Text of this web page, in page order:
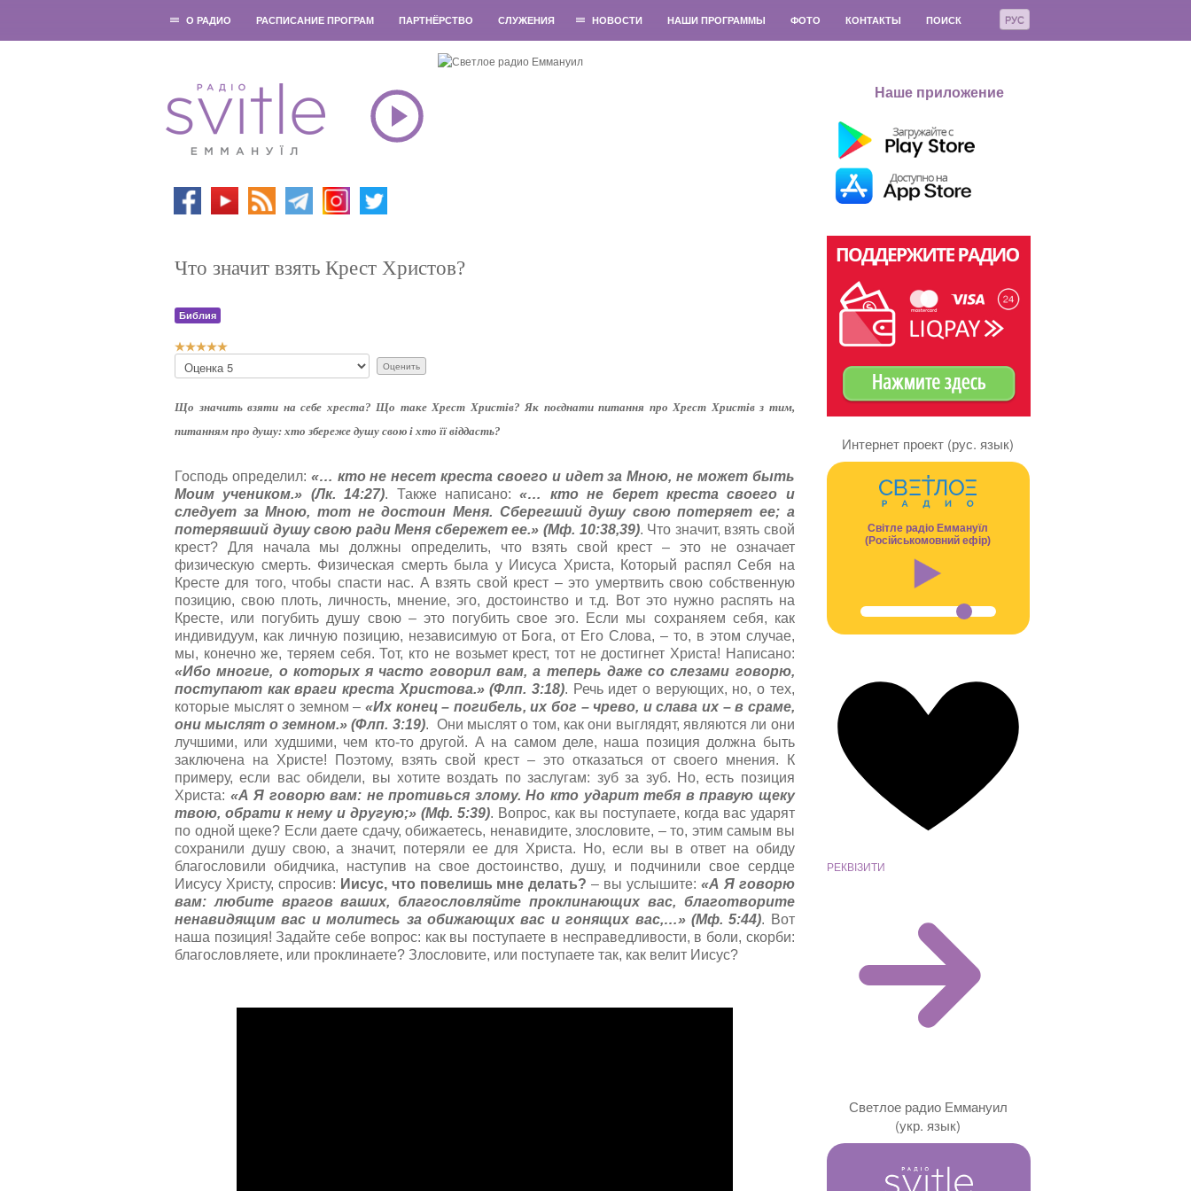
РУС
О РАДИО РАСПИСАНИЕ ПРОГРАМ ПАРТНЁРСТВО СЛУЖЕНИЯ НОВОСТИ НАШИ ПРОГРАММЫ ФОТО КОНТАКТЫ ПОИСК
Наше приложение
Что значит взять Крест Христов?
Библия
Р
й
и
н
:
5
/
5
П
о
а
у
с
т
а
,
о
ц
е
н
и
т
е
Що значить взяти на себе хреста? Що таке Хрест Христів? Як поєднати питання про Хрест Христів з тим,
питанням про душу: хто збереже душу свою і хто її віддасть?
Господь определил: «… кто не несет креста своего и идет за Мною, не может быть
Моим учеником.» (Лк. 14:27). Также написано:«… кто не берет креста своего и
следует за Мною, тот не достоин Меня. Сберегший душу свою потеряет ее; а
потерявший душу свою ради Меня сбережет ее.» (Мф. 10:38,39). Что значит, взять свой
крест? Для начала мы должны определить, что взять свой крест – это не означает
физическую смерть. Физическая смерть была у Иисуса Христа, Который распял Себя на
Кресте для того, чтобы спасти нас. А взять свой крест – это умертвить свою собственную
позицию, свою плоть, личность, мнение, эго, достоинство и т.д. Вот это нужно распять на
Кресте, или погубить душу свою – это погубить свое эго. Если мы сохраняем себя, как
индивидуум, как личную позицию, независимую от Бога, от Его Слова, – то, в этом случае,
мы, конечно же, теряем себя. Тот, кто не возьмет крест, тот не достигнет Христа! Написано:
«Ибо многие, о которых я часто говорил вам, а теперь даже со слезами говорю,
поступают как враги креста Христова.» (Флп. 3:18). Речь идет о верующих, но, о тех,
которые мыслят о земном – «Их конец – погибель, их бог – чрево, и слава их – в сраме,
они мыслят о земном.» (Флп. 3:19). Они мыслят о том, как они выглядят, являются ли они
лучшими, или худшими, чем кто-то другой. А на самом деле, наша позиция должна быть
заключена на Христе! Поэтому, взять свой крест – это отказаться от своего мнения. К
примеру, если вас обидели, вы хотите воздать по заслугам: зуб за зуб. Но, есть позиция
Христа: «А Я говорю вам: не противься злому. Но кто ударит тебя в правую щеку
твою, обрати к нему и другую;» (Мф. 5:39). Вопрос, как вы поступаете, когда вас ударят
по одной щеке? Если даете сдачу, обижаетесь, ненавидите, злословите, – то, этим самым вы
сохранили душу свою, а значит, потеряли ее для Христа. Но, если вы в ответ на обиду
благословили обидчика, наступив на свое достоинство, душу, и подчинили свое сердце
Иисусу Христу, спросив: Иисус, что повелишь мне делать? – вы услышите: «А Я говорю
вам: любите врагов ваших, благословляйте проклинающих вас, благотворите
ненавидящим вас и молитесь за обижающих вас и гонящих вас,…» (Мф. 5:44). Вот
наша позиция! Задайте себе вопрос: как вы поступаете в несправедливости, в боли, скорби:
благословляете, или проклинаете? Злословите, или поступаете так, как велит Иисус?
Интернет проект (рус. язык)
Світле радіо Еммануїл
(Російськомовний ефір)
РЕКВІЗИТИ
Светлое радио Еммануил
(укр. язык)